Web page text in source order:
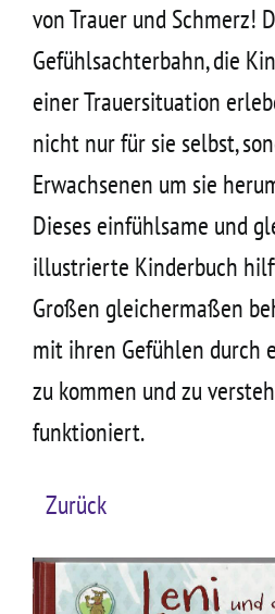
von Trauer und Schmerz!
Gefühlsachterbahn, die
einer Trauersituation
nicht nur für sie selbst,
Erwachsenen um sie
Dieses einfühlsame und
illustrierte Kinderbuch
Großen gleichermaßen
mit ihren Gefühlen durch
zu kommen und zu
funktioniert.
Zurück